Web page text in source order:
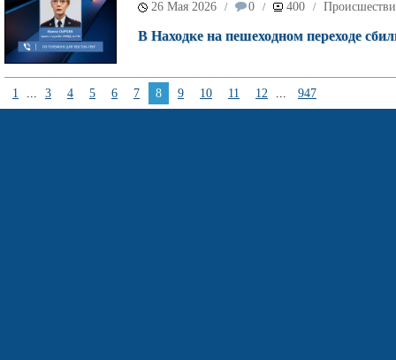
26 Мая 2026 / 0 / 400 /
В Находке на пешеходном переходе
1 ... 3 4 5 6 7 8 9 10 11 12 ... 947